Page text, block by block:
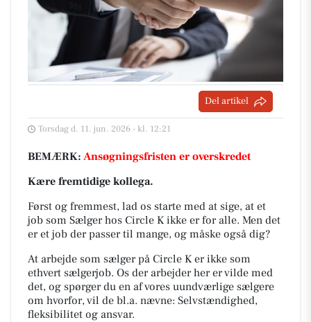
Del artikel
Torsdag d. 11. jun. 2026 - kl. 12:21
BEMÆRK: Ansøgningsfristen er overskredet
Kære fremtidige kollega.
Først og fremmest, lad os starte med at sige, at et
job som Sælger hos Circle K ikke er for alle. Men det
er et job der passer til mange, og måske også dig?
At arbejde som sælger på Circle K er ikke som
ethvert sælgerjob. Os der arbejder her er vilde med
det, og spørger du en af vores uundværlige sælgere
om hvorfor, vil de bl.a. nævne: Selvstændighed,
fleksibilitet og ansvar.